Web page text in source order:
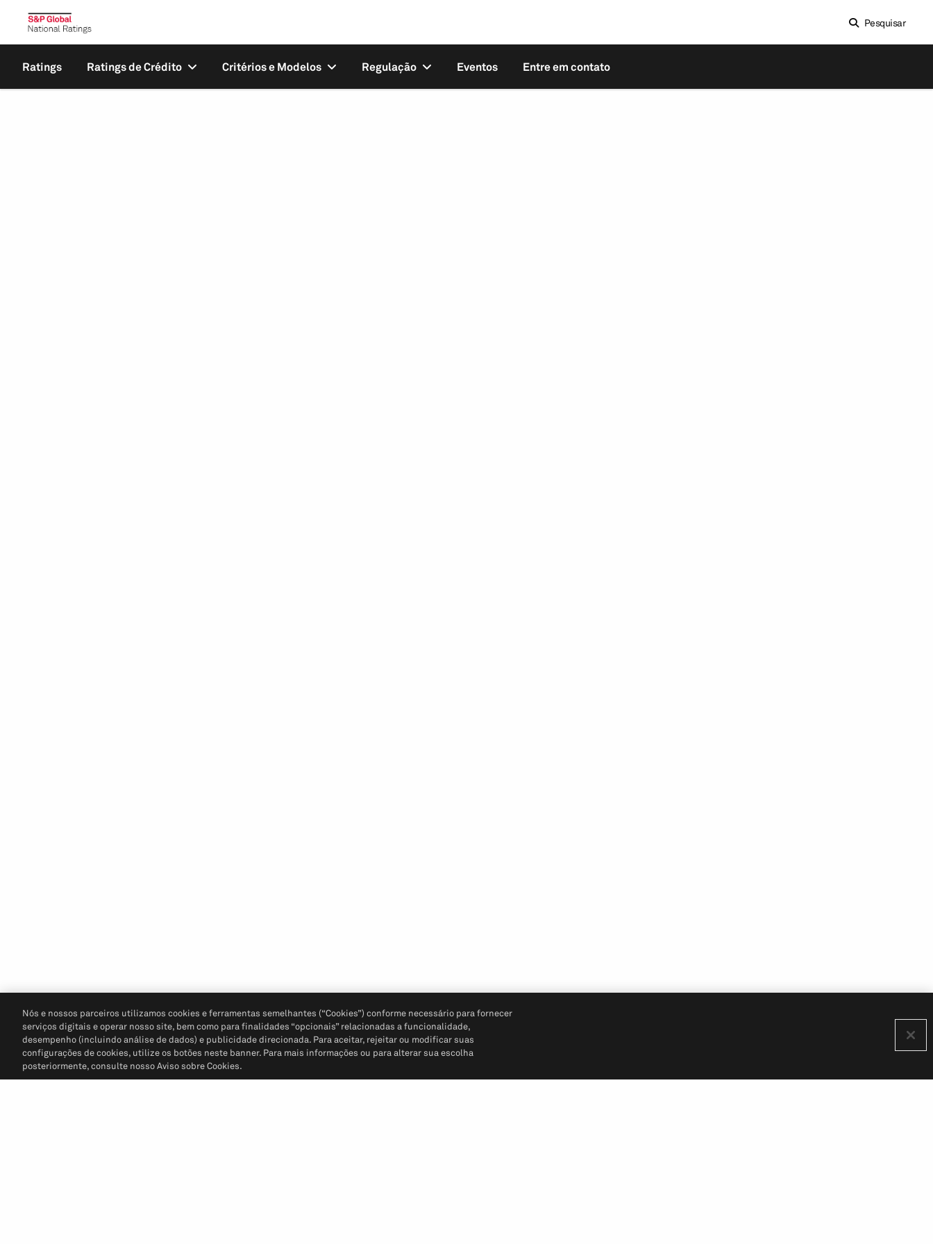
Pesquisar
Ratings Ratings de Crédito Critérios e Modelos Regulação Eventos Entre em contato
Nós e nossos parceiros utilizamos cookies e ferramentas semelhantes (“Cookies”) conforme necessário para fornecer
serviços digitais e operar nosso site, bem como para finalidades “opcionais” relacionadas a funcionalidade,
desempenho (incluindo análise de dados) e publicidade direcionada. Para aceitar, rejeitar ou modificar suas
configurações de cookies, utilize os botões neste banner. Para mais informações ou para alterar sua escolha
posteriormente, consulte nosso Aviso sobre Cookies.